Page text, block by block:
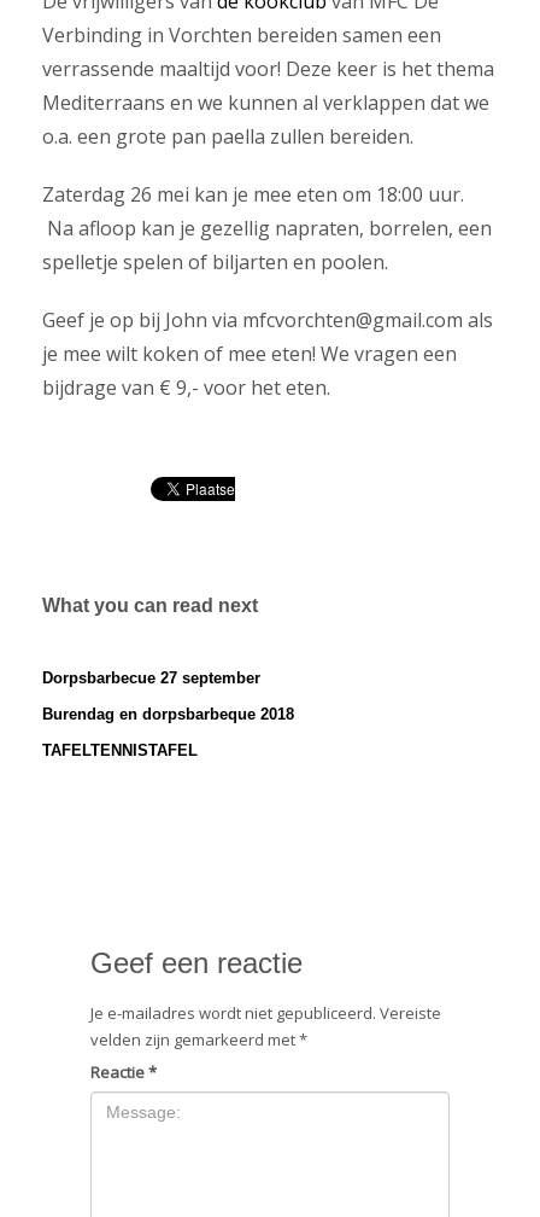
Verbinding in Vorchten bereiden samen een
verrassende maaltijd voor! Deze keer is het thema
Mediterraans en we kunnen al verklappen dat we
o.a. een grote pan paella zullen bereiden.
Zaterdag 26 mei kan je mee eten om 18:00 uur.
Na afloop kan je gezellig napraten, borrelen, een
spelletje spelen of biljarten en poolen.
Geef je op bij John via mfcvorchten@gmail.com als
je mee wilt koken of mee eten! We vragen een
bijdrage van € 9,- voor het eten.
What you can read next
Dorpsbarbecue 27 september
Burendag en dorpsbarbeque 2018
TAFELTENNISTAFEL
Geef een reactie
Je e-mailadres wordt niet gepubliceerd. Vereiste
velden zijn gemarkeerd met*
Reactie*